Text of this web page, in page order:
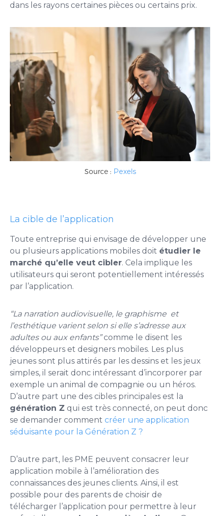
dans les rayons certaines pièces ou certains prix.
Source : Pexels
La cible de l’application
Toute entreprise qui envisage de développer une
ou plusieurs applications mobiles doit étudier le
marché qu’elle veut cibler. Cela implique les
utilisateurs qui seront potentiellement intéressés
par l’application.
“La narration audiovisuelle, le graphisme et
l’esthétique varient selon si elle s’adresse aux
adultes ou aux enfants”comme le disent les
développeurs et designers mobiles. Les plus
jeunes sont plus attirés par les dessins et les jeux
simples, il serait donc intéressant d’incorporer par
exemple un animal de compagnie ou un héros.
D’autre part une des cibles principales est la
génération Z qui est très connecté, on peut donc
se demander comment créer une application
séduisante pour la Génération Z ?
D’autre part, les PME peuvent consacrer leur
application mobile à l’amélioration des
connaissances des jeunes clients. Ainsi, il est
possible pour des parents de choisir de
télécharger l’application pour permettre à leur